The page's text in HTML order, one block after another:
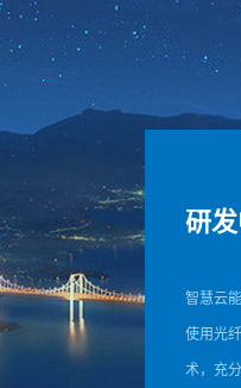
研
智慧云
使用光
术，充